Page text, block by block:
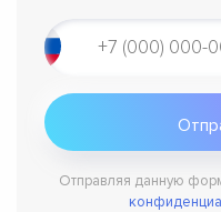
Отправляя данную